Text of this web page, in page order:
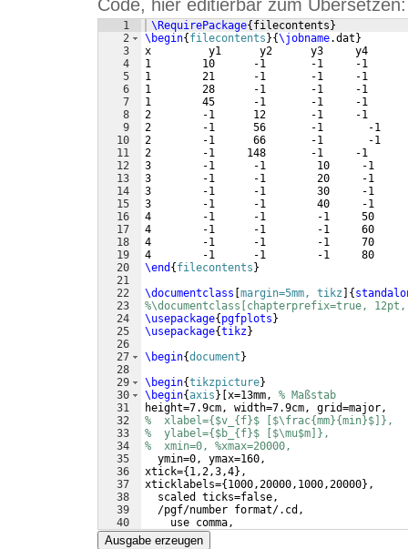
Code, hier editierbar zum Übersetzen:
1
2
3
4
5
6
7
8
9
10
11
12
13
14
15
16
17
18
19
20
21
22
23
24
25
26
27
28
29
30
31
32
33
34
35
36
37
38
39
40
41
\RequirePackage{ filecontents }
\begin{ filecontents }{\jobname.dat }
x         y1      y2      y3     y4
1        10      -1       -1     -1
1        21      -1       -1     -1
1        28      -1       -1     -1
1        45      -1       -1     -1
2        -1      12       -1     -1
2        -1      56       -1       -1
2        -1      66       -1       -1
2        -1     148       -1     -1
3        -1      -1        10     -1
3        -1      -1        20     -1
3        -1      -1        30     -1
3        -1      -1        40     -1
4        -1      -1        -1     50
4        -1      -1        -1     60
4        -1      -1        -1     70
4        -1      -1        -1     80
\end { filecontents }
\documentclass margin=5mm, tikz {
%\documentclass[chapterprefix=true,
\usepackage{ pgfplots }
\usepackage{tikz}
\begin{document }
\begin{tikzpicture}
\begin{axis } x=13mm, % Maßstab
height=7.9cm, width=7.9cm, grid=major,
%  xlabel={$v_{f}$ [$\frac{mm}{min}$]},
%  ylabel={$b_{f}$ [$\mu$m]},
%  xmin=0, %xmax=20000,
  ymin=0, ymax=160,
xtick={ 1,2,3,4} ,
xticklabels={ 1000,20000,1000,20000} ,
  scaled ticks=false,
  /pgf/number format/.cd,
    use comma,
    1000 sep=
Ausgabe erzeugen